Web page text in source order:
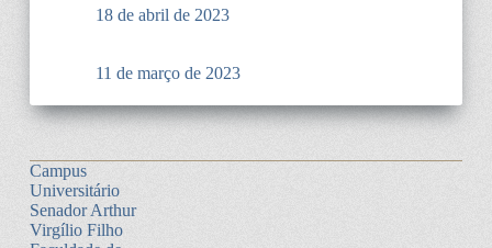
18 de abril de 2023
11 de março de 2023
Campus
Universitário
Senador Arthur
Virgílio Filho